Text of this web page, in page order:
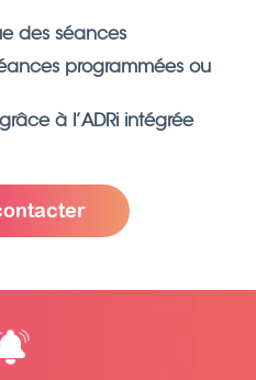
des séances
programmées ou
à l’ADRi intégrée